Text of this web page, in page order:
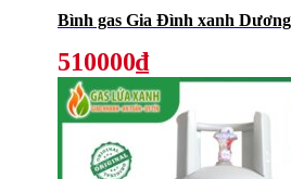
Bình gas Gia Đình xanh
510000₫